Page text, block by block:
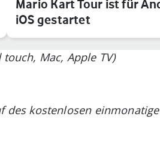
Mario Kart Tour ist für
iOS gestartet
Mac, Apple TV)